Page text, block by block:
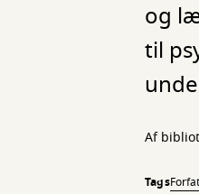
og
til
Af
Tags